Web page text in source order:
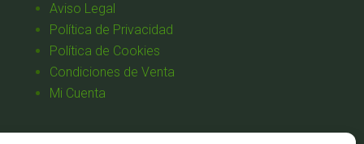
Aviso Legal
Política de Privacidad
Política de Cookies
Condiciones de Venta
Mi Cuenta